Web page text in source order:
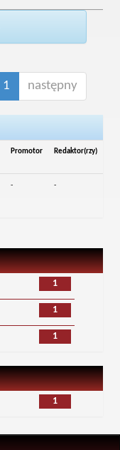
1 następny
Promotor Redaktor(rzy)
- -
1
1
1
1